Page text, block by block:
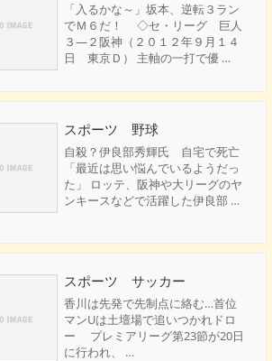
「入るかな～」坂本、逆転３ラン
でＭ６だ！ ◇セ・リーグ 巨人
３―２阪神（２０１２年９月１４
日 東京Ｄ） 主軸の一打で優 …
スポーツ 野球
自殺？伊良部秀輝氏 自宅で死亡
「最近は思い悩んでいるようだっ
た」 ロッテ、阪神や大リーグのヤ
ンキースなどで活躍した伊良部 …
スポーツ サッカー
香川は先発で先制点に絡む…首位
マンUは土壇場で追いつかれドロ
ー プレミアリーグ第23節が20日
に行われ、 …